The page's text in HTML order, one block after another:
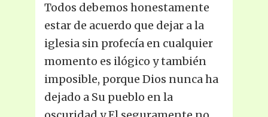
Todos debemos honestamente
estar de acuerdo que dejar a la
iglesia sin profecía en cualquier
momento es ilógico y también
imposible, porque Dios nunca ha
dejado a Su pueblo en la